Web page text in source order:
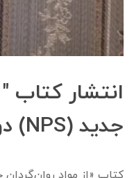
انتشار کتاب
جدید (NPS) دور بمانیم "